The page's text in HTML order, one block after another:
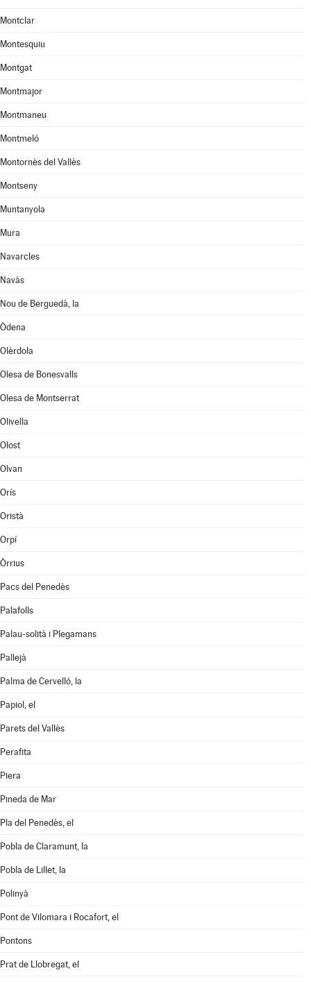
Montclar
Montesquiu
Montgat
Montmajor
Montmaneu
Montmeló
Montornès del Vallès
Montseny
Muntanyola
Mura
Navarcles
Navàs
Nou de Berguedà, la
Òdena
Olèrdola
Olesa de Bonesvalls
Olesa de Montserrat
Olivella
Olost
Olvan
Orís
Oristà
Orpí
Òrrius
Pacs del Penedès
Palafolls
Palau-solità i Plegamans
Pallejà
Palma de Cervelló, la
Papiol, el
Parets del Vallès
Perafita
Piera
Pineda de Mar
Pla del Penedès, el
Pobla de Claramunt, la
Pobla de Lillet, la
Polinyà
Pont de Vilomara i Rocafort, el
Pontons
Prat de Llobregat, el